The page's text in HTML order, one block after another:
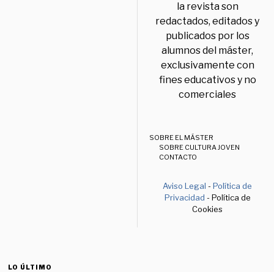
la revista son
redactados, editados y
publicados por los
alumnos del máster,
exclusivamente con
fines educativos y no
comerciales
SOBRE EL MÁSTER
SOBRE CULTURA JOVEN
CONTACTO
Aviso Legal -Política de
Privacidad - Política de
Cookies
LO ÚLTIMO